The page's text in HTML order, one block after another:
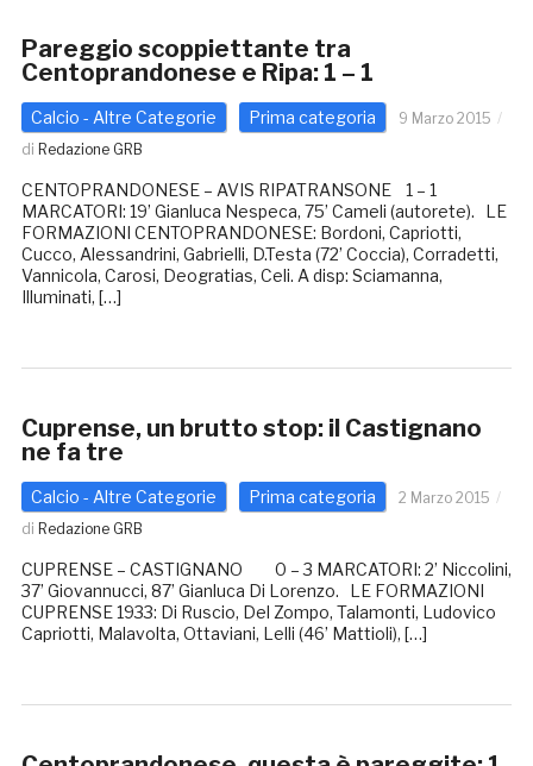
Pareggio scoppiettante tra
Centoprandonese e Ripa: 1 – 1
Calcio - Altre Categorie Prima categoria
9 Marzo 2015
di Redazione GRB
CENTOPRANDONESE – AVIS RIPATRANSONE 1 – 1
MARCATORI: 19’ Gianluca Nespeca, 75’ Cameli (autorete). LE
FORMAZIONI CENTOPRANDONESE: Bordoni, Capriotti,
Cucco, Alessandrini, Gabrielli, D.Testa (72’ Coccia), Corradetti,
Vannicola, Carosi, Deogratias, Celi. A disp: Sciamanna,
Illuminati, […]
Cuprense, un brutto stop: il Castignano
ne fa tre
Calcio - Altre Categorie Prima categoria
2 Marzo 2015
di Redazione GRB
CUPRENSE – CASTIGNANO 0 – 3 MARCATORI: 2’ Niccolini,
37’ Giovannucci, 87’ Gianluca Di Lorenzo. LE FORMAZIONI
CUPRENSE 1933: Di Ruscio, Del Zompo, Talamonti, Ludovico
Capriotti, Malavolta, Ottaviani, Lelli (46’ Mattioli), […]